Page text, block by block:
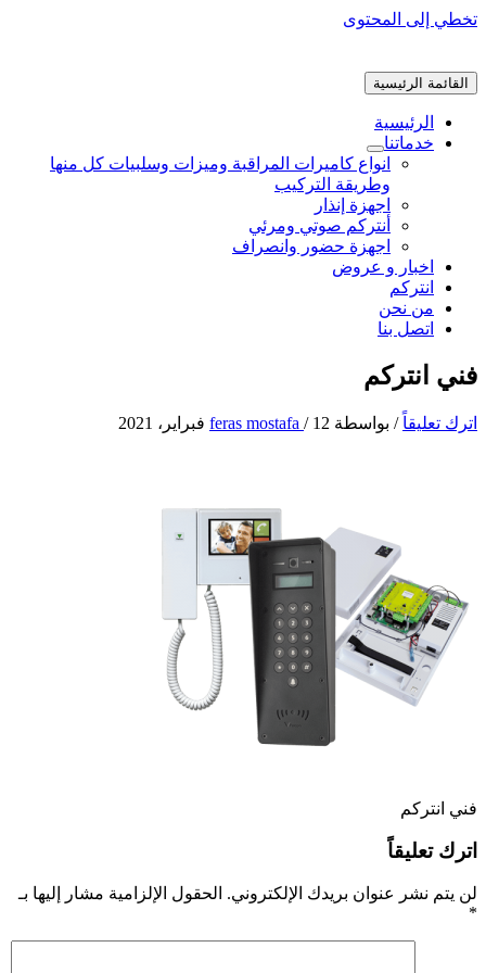
تخطي إلى المحتوى
القائمة الرئيسية
الرئيسية
خدماتنا
انواع كاميرات المراقبة وميزات وسلبيات كل منها
وطريقة التركيب
اجهزة إنذار
أنتركم صوتي ومرئي
اجهزة حضور وانصراف
اخبار و عروض
انتركم
من نحن
اتصل بنا
فني انتركم
اترك تعليقاً / بواسطة feras mostafa / 12 فبراير، 2021
فني انتركم
اترك تعليقاً
لن يتم نشر عنوان بريدك الإلكتروني. الحقول الإلزامية مشار إليها بـ
*